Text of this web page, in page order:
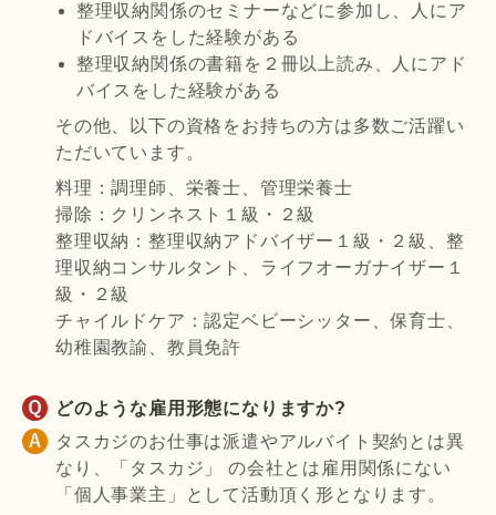
整理収納関係のセミナーなどに参加し、人にア
ドバイスをした経験がある
整理収納関係の書籍を２冊以上読み、人にアド
バイスをした経験がある
その他、以下の資格をお持ちの方は多数ご活躍い
ただいています。
料理：調理師、栄養士、管理栄養士
掃除：クリンネスト１級・２級
整理収納：整理収納アドバイザー１級・２級、整
理収納コンサルタント、ライフオーガナイザー１
級・２級
チャイルドケア：認定ベビーシッター、保育士、
幼稚園教諭、教員免許
どのような雇用形態になりますか?
タスカジのお仕事は派遣やアルバイト契約とは異
なり、「タスカジ」 の会社とは雇用関係にない
「個人事業主」として活動頂く形となります。